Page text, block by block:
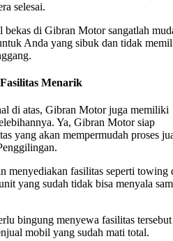
selesai.
di Gibran Motor sangatlah
Anda yang sibuk dan tidak
Menarik
di atas, Gibran Motor juga memiliki
Ya, Gibran Motor siap
yang akan mempermudah proses
menyediakan fasilitas seperti towing
yang sudah tidak bisa menyala
bingung menyewa fasilitas
mobil yang sudah mati total.